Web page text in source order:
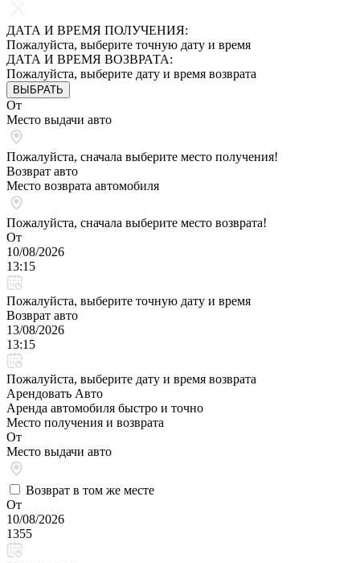
ДАТА И ВРЕМЯ ПОЛУЧЕНИЯ:
Пожалуйста, выберите точную дату и время
ДАТА И ВРЕМЯ ВОЗВРАТА:
Пожалуйста, выберите дату и время возврата
ВЫБРАТЬ
От
Место выдачи авто
Пожалуйста, сначала выберите место получения!
Возврат авто
Место возврата автомобиля
Пожалуйста, сначала выберите место возврата!
От
10/08/2026
13:15
Пожалуйста, выберите точную дату и время
Возврат авто
13/08/2026
13:15
Пожалуйста, выберите дату и время возврата
Арендовать Авто
Аренда автомобиля быстро и точно
Место получения и возврата
От
Место выдачи авто
Возврат в том же месте
От
10/08/2026
1355